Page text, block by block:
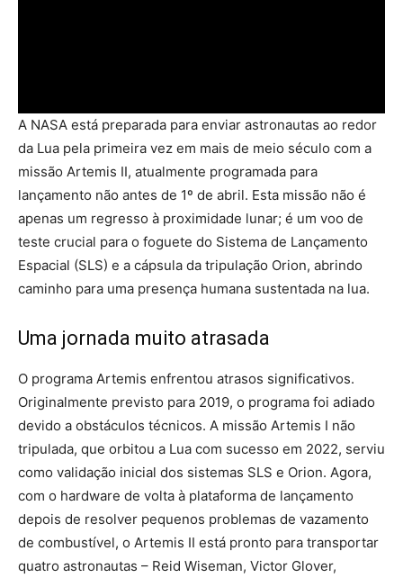
A NASA está preparada para enviar astronautas ao redor
da Lua pela primeira vez em mais de meio século com a
missão Artemis II, atualmente programada para
lançamento não antes de 1º de abril. Esta missão não é
apenas um regresso à proximidade lunar; é um voo de
teste crucial para o foguete do Sistema de Lançamento
Espacial (SLS) e a cápsula da tripulação Orion, abrindo
caminho para uma presença humana sustentada na lua.
Uma jornada muito atrasada
O programa Artemis enfrentou atrasos significativos.
Originalmente previsto para 2019, o programa foi adiado
devido a obstáculos técnicos. A missão Artemis I não
tripulada, que orbitou a Lua com sucesso em 2022, serviu
como validação inicial dos sistemas SLS e Orion. Agora,
com o hardware de volta à plataforma de lançamento
depois de resolver pequenos problemas de vazamento
de combustível, o Artemis II está pronto para transportar
quatro astronautas – Reid Wiseman, Victor Glover,